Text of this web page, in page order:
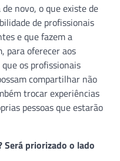
novo, o que existe de
de profissionais
e que fazem a
para oferecer aos
os profissionais
compartilhar não
trocar experiências
pessoas que estarão
Será priorizado o lado